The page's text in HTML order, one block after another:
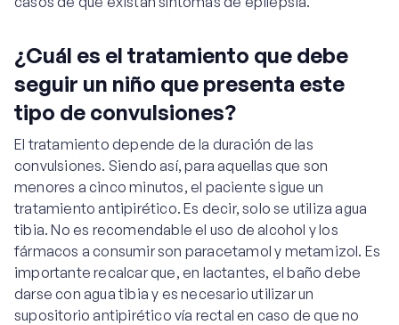
¿Cuál es el tratamiento que debe
seguir un niño que presenta este
tipo de convulsiones?
El tratamiento depende de la duración de las
convulsiones. Siendo así, para aquellas que son
menores a cinco minutos, el paciente sigue un
tratamiento antipirético. Es decir, solo se utiliza agua
tibia. No es recomendable el uso de alcohol y los
fármacos a consumir son paracetamol y metamizol. Es
importante recalcar que, en lactantes, el baño debe
darse con agua tibia y es necesario utilizar un
supositorio antipirético vía rectal en caso de que no